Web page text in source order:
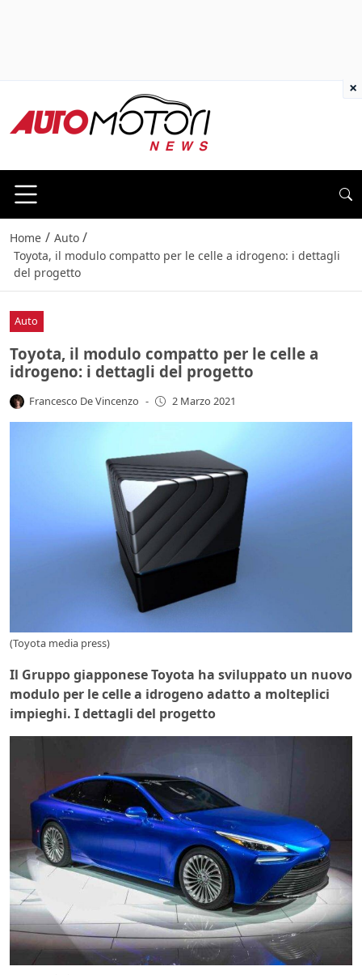
Home / Auto /
Toyota, il modulo compatto per le celle a idrogeno: i dettagli
del progetto
Auto
Toyota, il modulo compatto per le celle a
idrogeno: i dettagli del progetto
Francesco De Vincenzo - 2 Marzo 2021
(Toyota media press)
Il Gruppo giapponese Toyota ha sviluppato un nuovo
modulo per le celle a idrogeno adatto a molteplici
impieghi. I dettagli del progetto
×